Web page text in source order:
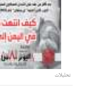
تحليلات